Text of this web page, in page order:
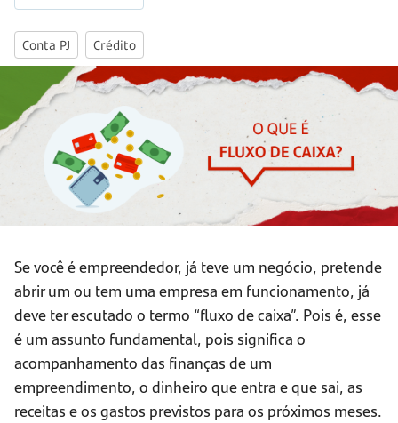
Conta PJ Crédito
Se você é empreendedor, já teve um negócio, pretende
abrir um ou tem uma empresa em funcionamento, já
deve ter escutado o termo “fluxo de caixa”. Pois é, esse
é um assunto fundamental, pois significa o
acompanhamento das finanças de um
empreendimento, o dinheiro que entra e que sai, as
receitas e os gastos previstos para os próximos meses.